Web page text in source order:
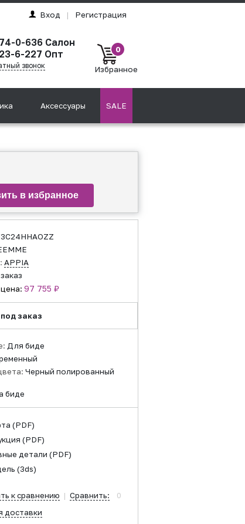
Вход | Регистрация
0-636 Салон
6-227 Опт
звонок
0
Избранное
Аксессуары SALE
APPIA
97 755 ₽
под заказ
Для биде
Черный полированный
биде
(PDF)
(PDF)
детали (PDF)
(3ds)
к сравнению | Сравнить:
0
доставки